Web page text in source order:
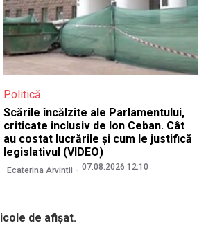
Politică
Scările încălzite ale Parlamentului,
criticate inclusiv de Ion Ceban. Cât
au costat lucrările și cum le justifică
legislativul (VIDEO)
Ecaterina Arvintii 07.08.2026 12:10
de afișat.